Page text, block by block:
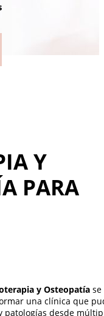
Y
PARA
y Osteopatía se
una clínica que
patologías desde